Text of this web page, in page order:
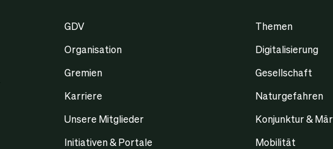
GDV
Organisation
Gremien
Karriere
Unsere Mitglieder
Initiativen & Portale
Themen
Digitalisierung
Gesellschaft
Naturgefahren
Konjunktur &
Mobilität